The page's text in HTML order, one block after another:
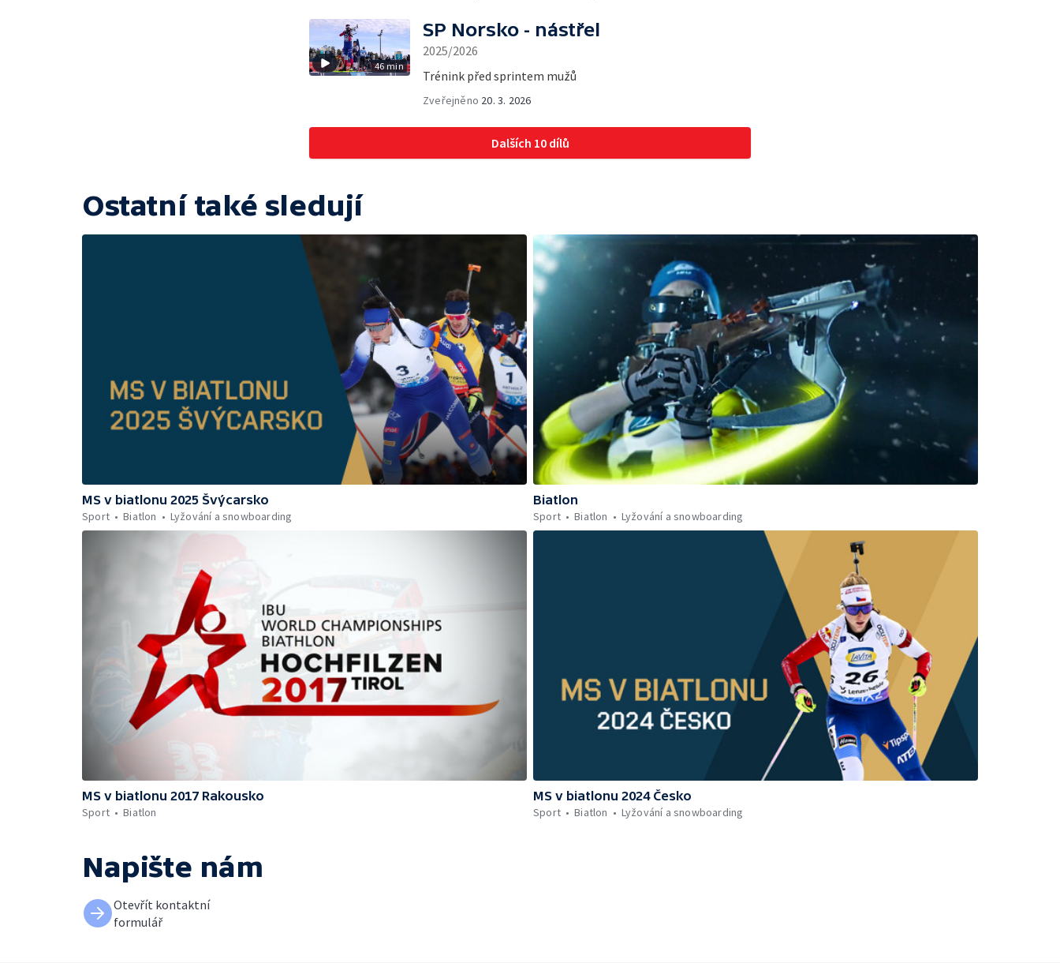
46 min
SP Norsko - nástřel
2025/2026
Trénink před sprintem mužů
Zveřejněno 20. 3. 2026
Dalších 10 dílů
Ostatní také sledují
MS v biatlonu 2025 Švýcarsko
Sport
Biatlon Lyžování a snowboarding
Biatlon
Sport
Biatlon Lyžování a snowboarding
MS v biatlonu 2017 Rakousko
Sport
Biatlon
MS v biatlonu 2024 Česko
Sport
Biatlon Lyžování a snowboarding
Napište nám
Otevřít kontaktní
formulář